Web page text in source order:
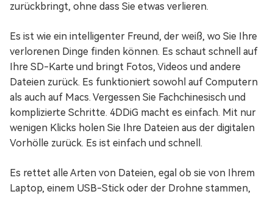
zurückbringt, ohne dass Sie etwas verlieren.
Es ist wie ein intelligenter Freund, der weiß, wo Sie Ihre
verlorenen Dinge finden können. Es schaut schnell auf
Ihre SD-Karte und bringt Fotos, Videos und andere
Dateien zurück. Es funktioniert sowohl auf Computern
als auch auf Macs. Vergessen Sie Fachchinesisch und
komplizierte Schritte. 4DDiG macht es einfach. Mit nur
wenigen Klicks holen Sie Ihre Dateien aus der digitalen
Vorhölle zurück. Es ist einfach und schnell.
Es rettet alle Arten von Dateien, egal ob sie von Ihrem
Laptop, einem USB-Stick oder der Drohne stammen,